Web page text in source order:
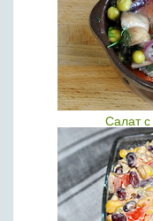
Салат